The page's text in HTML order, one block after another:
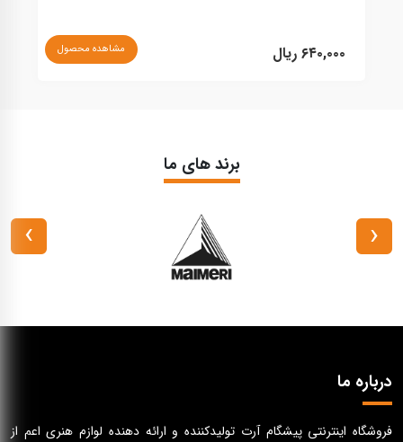
۶۴۰,۰۰۰ ریال مشاهده محصول
برند های ما
‹
›
درباره ما
فروشگاه اینترنتی پیشگام آرت تولیدکننده و ارائه دهنده لوازم هنری اعم از